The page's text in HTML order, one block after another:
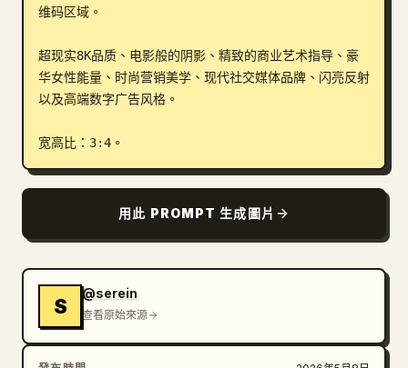
维码区域。
超现实8K品质、电影般的阴影、精致的商业艺术指导、豪
华女性能量、时尚营销美学、现代社交媒体品牌、闪亮反射
以及高端数字广告风格。
宽高比：3:4。
用此 PROMPT 生成圖片
S
@serein
查看原始來源